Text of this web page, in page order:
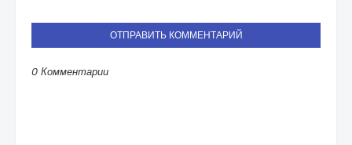
ОТПРАВИТЬ КОММЕНТАРИЙ
0 Комментарии